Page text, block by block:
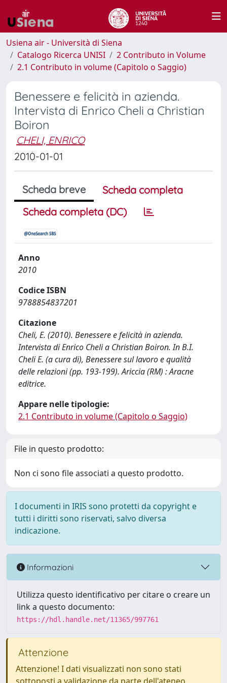
Usiena air - Università di Siena
Catalogo Ricerca UNISI
2 Contributo in Volume
2.1 Contributo in volume (Capitolo o Saggio)
Benessere e felicità in azienda.
Intervista di Enrico Cheli a Christian
Boiron
CHELI, ENRICO
2010-01-01
Scheda breve
Scheda completa
Scheda completa (DC)
Anno
2010
Codice ISBN
9788854837201
Citazione
Cheli, E. (2010). Benessere e felicità in azienda.
Intervista di Enrico Cheli a Christian Boiron. In B.I.
Cheli E. (a cura di), Benessere sul lavoro e qualità
delle relazioni (pp. 193-199). Ariccia (RM) : Aracne
editrice.
Appare nelle tipologie:
2.1 Contributo in volume (Capitolo o Saggio)
File in questo prodotto:
Non ci sono file associati a questo prodotto.
I documenti in IRIS sono protetti da copyright e
tutti i diritti sono riservati, salvo diversa
indicazione.
Informazioni
Utilizza questo identificativo per citare o creare un
link a questo documento:
https://hdl.handle.net/11365/997761
Attenzione
Attenzione! I dati visualizzati non sono stati